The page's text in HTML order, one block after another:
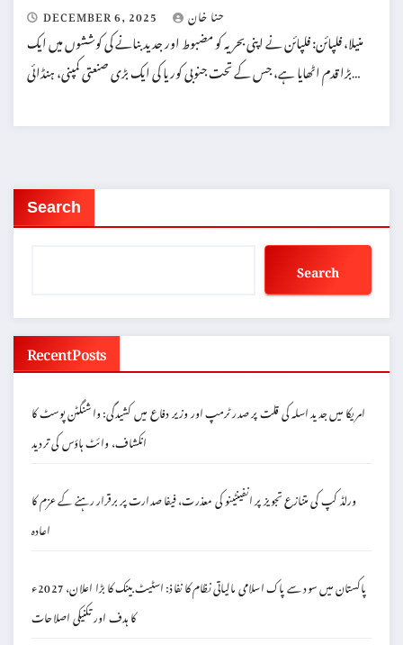
DECEMBER 6, 2025
حنا خان
منیلا، فلپائن: فلپائن نے اپنی بحریہ کو مضبوط اور جدید بنانے کی کوششوں میں ایک
بڑا قدم اٹھایا ہے، جس کے تحت جنوبی کوریا کی ایک بڑی صنعتی کمپنی، ہنڈائی…
Search
Search
Recent Posts
امریکا میں جدید اسلہ کی قلت پر صدر ٹرمپ اور وزیر دفاع میں کشیدگی: واشنگٹن پوسٹ کا
انکشاف، وائٹ ہاؤس کی تردید
ورلڈ کپ کی متنازع تجویز پر انفینٹینو کی معذرت، فیفا صدارت پر برقرار رہنے کے عزم کا
اعادہ
پاکستان میں سود سے پاک اسلامی مالیاتی نظام کا نفاذ: اسٹیٹ بینک کا بڑا اعلان، 2027ء
کا ہدف اور تکنیکی اصلاحات